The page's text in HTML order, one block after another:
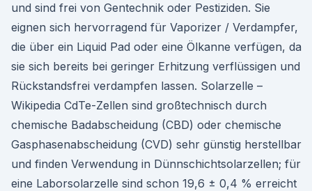
und sind frei von Gentechnik oder Pestiziden. Sie
eignen sich hervorragend für Vaporizer / Verdampfer,
die über ein Liquid Pad oder eine Ölkanne verfügen, da
sie sich bereits bei geringer Erhitzung verflüssigen und
Rückstandsfrei verdampfen lassen. Solarzelle –
Wikipedia CdTe-Zellen sind großtechnisch durch
chemische Badabscheidung (CBD) oder chemische
Gasphasenabscheidung (CVD) sehr günstig herstellbar
und finden Verwendung in Dünnschichtsolarzellen; für
eine Laborsolarzelle sind schon 19,6 ± 0,4 % erreicht